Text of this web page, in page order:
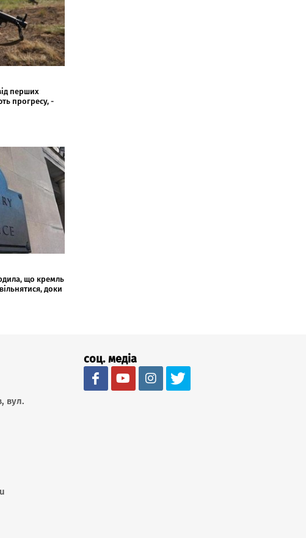
перших
прогресу, -
що кремль
доки
вул.
соц. медіа